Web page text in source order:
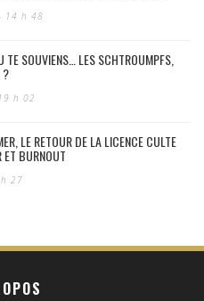
14 h 48
TE SOUVIENS… LES SCHTROUMPFS,
?
h 02
LE RETOUR DE LA LICENCE CULTE
ET BURNOUT
27